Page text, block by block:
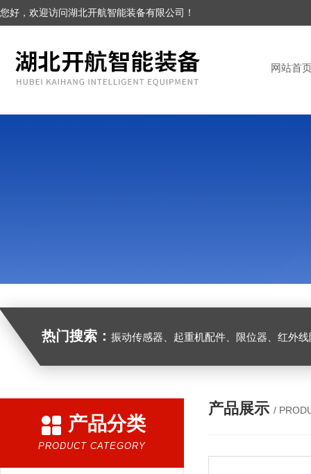
您好，欢迎访问湖北开航智能装备有限公司！
网站首
热门搜索： 振动传感器、起重机配件、限位器、红外线防撞器
产品分类
PRODUCT CATEGORY
产品展示 /